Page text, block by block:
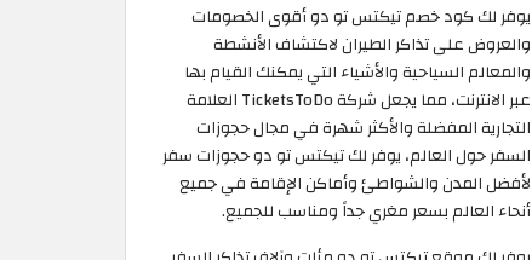
يوفر لك كود خصم تيكتس تو دو أقوى الخصومات
والعروض على تذاكر الطيران لاكتشاف الأنشطة
والمعالم السياحية والأشياء التي يمكنك القيام بها
عبر الانترنت، مما يجعل شركة TicketsToDo العلامة
التجارية المفضلة والأكثر شهرة في مجال حجوزات
السفر حول العالم، يوفر لك تيكتس تو دو حجوزات سفر
لأفضل المدن والشواطئ وأماكن الإقامة في جميع
أنحاء العالم بسعر مغري جداً ومناسب للجميع.